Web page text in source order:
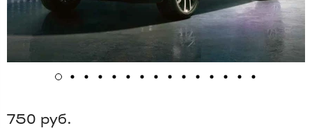
750 руб.